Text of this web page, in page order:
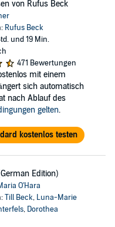
von Rufus Beck
Rufus Beck
und 19 Min.
471 Bewertungen
mit einem
sich automatisch
nach Ablauf des
gelten.
kostenlos testen
Edition)
O'Hara
Till Beck, Luna-Marie
, Dorothea